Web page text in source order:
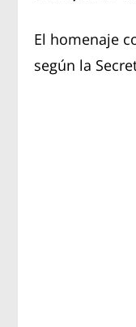
El homenaje
según la